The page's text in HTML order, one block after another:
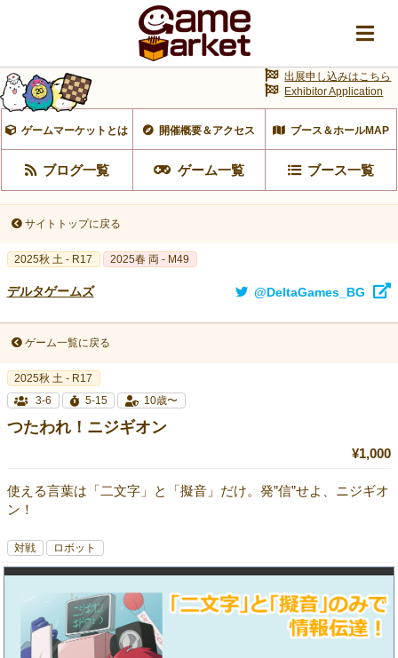
ゲームマーケットとは 開催概要＆アクセス ブース＆ホールMAP
ブログ一覧 ゲーム一覧 ブース一覧
出展申し込みはこちら
Exhibitor Application
サイトトップに戻る
2025秋 土 - R17 2025春 両 - M49
デルタゲームズ @DeltaGames_BG
ゲーム一覧に戻る
2025秋 土 - R17
3-6
5-15 10歳〜
つたわれ！ニジギオン
¥1,000
使える言葉は「二文字」と「擬音」だけ。発”信”せよ、ニジギオ
ン！
対戦 ロボット